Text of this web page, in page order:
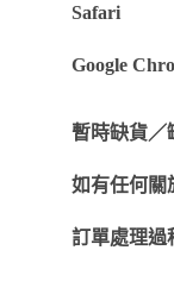
Safari
Google
暫時缺貨／
如有任何關
訂單處理過